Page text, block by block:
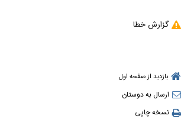
گزارش خطا
بازدید از صفحه اول
ارسال به دوستان
نسخه چاپی